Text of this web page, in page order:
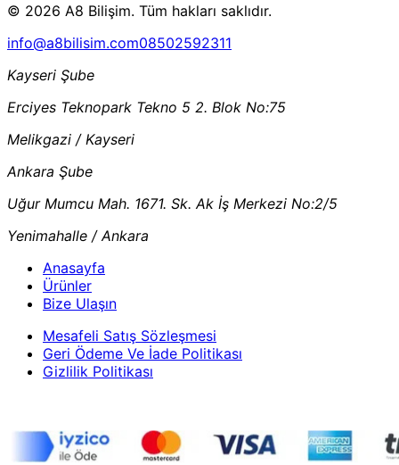
© 2026 A8 Bilişim. Tüm hakları saklıdır.
info@a8bilisim.com08502592311
Kayseri Şube
Erciyes Teknopark Tekno 5 2. Blok No:75
Melikgazi / Kayseri
Ankara Şube
Uğur Mumcu Mah. 1671. Sk. Ak İş Merkezi No:2/5
Yenimahalle / Ankara
Anasayfa
Ürünler
Bize Ulaşın
Mesafeli Satış Sözleşmesi
Geri Ödeme Ve İade Politikası
Gizlilik Politikası